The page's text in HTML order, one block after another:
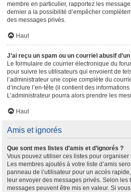
membre en particulier, rapportez les
dernier a la possibilité d’empêcher
des messages privés.
Haut
J’ai reçu un spam ou un courriel abusif
Le formulaire de courrier électronique du
pour suivre les utilisateurs qui envoient de
l’administrateur une copie complète du
d’inclure l’en-tête (il contient des
L’administrateur pourra alors prendre les
Haut
Amis et ignorés
Que sont mes listes d’amis et d’ignorés ?
Vous pouvez utiliser ces listes pour
Les membres ajoutés à votre liste d’amis
panneau de l’utilisateur pour un accès
leur envoyer des messages privés. Selon
messages peuvent être mis en valeur. Si